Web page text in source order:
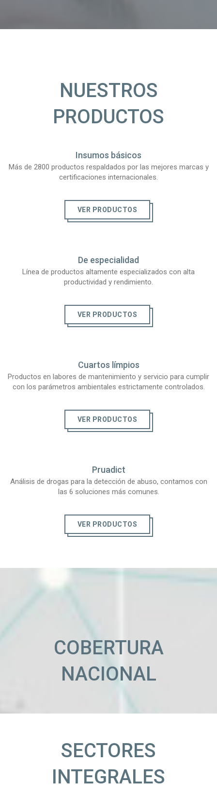
NUESTROS
PRODUCTOS
Insumos básicos
Más de 2800 productos respaldados por las mejores marcas y
certificaciones internacionales.
VER PRODUCTOS
De especialidad
Línea de productos altamente especializados con alta
productividad y rendimiento.
VER PRODUCTOS
Cuartos límpios
Productos en labores de mantenimiento y servicio para cumplir
con los parámetros ambientales estrictamente controlados.
VER PRODUCTOS
Pruadict
Análisis de drogas para la detección de abuso, contamos con
las 6 soluciones más comunes.
VER PRODUCTOS
COBERTURA
NACIONAL
SECTORES
INTEGRALES